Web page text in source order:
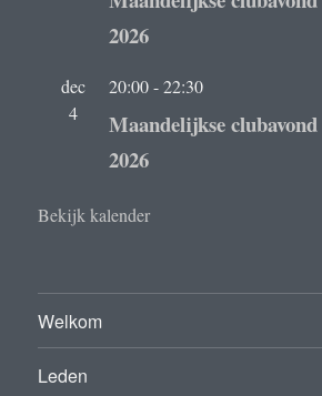
2026
dec
4
20:00-22:30
Maandelijkse
2026
Bekijk kalender
Welkom
Leden